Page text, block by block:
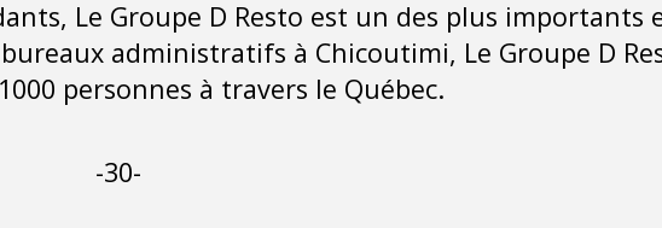
Le Groupe D Resto est un des plus importants
administratifs à Chicoutimi, Le Groupe D
personnes à travers le Québec.
-30-